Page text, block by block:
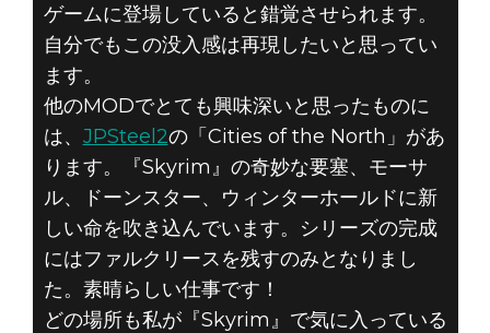
ゲームに登場していると錯覚させられます。
自分でもこの没入感は再現したいと思ってい
ます。
他のMODでとても興味深いと思ったものに
は、 JPSteel2の「Cities of the North」があ
ります。『Skyrim』の奇妙な要塞、モーサ
ル、ドーンスター、ウィンターホールドに新
しい命を吹き込んでいます。シリーズの完成
にはファルクリースを残すのみとなりまし
た。素晴らしい仕事です！
どの場所も私が『Skyrim』で気に入っている